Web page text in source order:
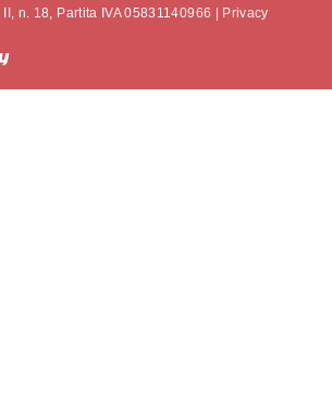
n. 18, Partita IVA 05831140966 | Privacy